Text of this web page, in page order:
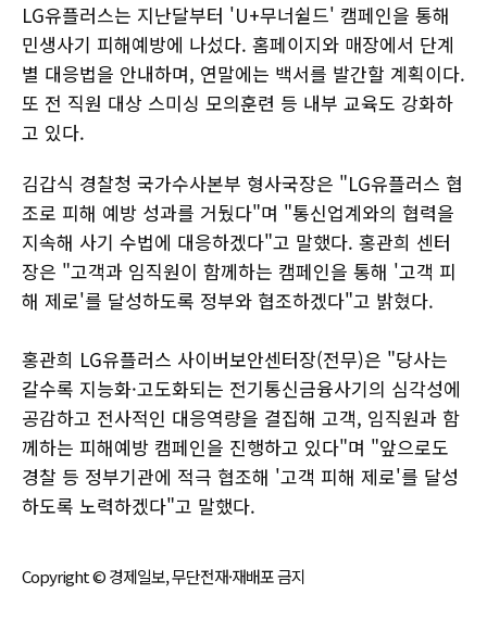
LG유플러스는 지난달부터 'U+무너쉴드' 캠페인을 통해
민생사기 피해예방에 나섰다. 홈페이지와 매장에서 단계
별 대응법을 안내하며, 연말에는 백서를 발간할 계획이다.
또 전 직원 대상 스미싱 모의훈련 등 내부 교육도 강화하
고 있다.
김갑식 경찰청 국가수사본부 형사국장은 "LG유플러스 협
조로 피해 예방 성과를 거뒀다"며 "통신업계와의 협력을
지속해 사기 수법에 대응하겠다"고 말했다. 홍관희 센터
장은 "고객과 임직원이 함께하는 캠페인을 통해 '고객 피
해 제로'를 달성하도록 정부와 협조하겠다"고 밝혔다.
홍관희 LG유플러스 사이버보안센터장(전무)은 "당사는
갈수록 지능화·고도화되는 전기통신금융사기의 심각성에
공감하고 전사적인 대응역량을 결집해 고객, 임직원과 함
께하는 피해예방 캠페인을 진행하고 있다"며 "앞으로도
경찰 등 정부기관에 적극 협조해 '고객 피해 제로'를 달성
하도록 노력하겠다"고 말했다.
Copyright © 경제일보, 무단전재·재배포 금지